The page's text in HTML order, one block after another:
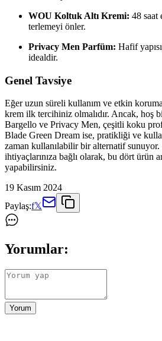
WOU Koltuk Altı Kremi: 48 saat
terlemeyi önler.
Privacy Men Parfüm: Hafif
idealdir.
Genel Tavsiye
Eğer uzun süreli kullanım ve etkin
krem ilk tercihiniz olmalıdır. Ancak, hoş
Bargello ve Privacy Men, çeşitli koku
Blade Green Dream ise, pratikliği ve
zaman kullanılabilir bir alternatif
ihtiyaçlarınıza bağlı olarak, bu dört ürün
yapabilirsiniz.
19 Kasım 2024
Paylaş:f𝕏
Yorumlar:
Yorum